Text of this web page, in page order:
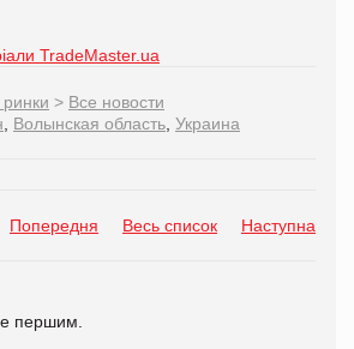
TradeMaster.ua
> Все новости
Волынская область Украина
Попередня Весь список Наступна
першим.